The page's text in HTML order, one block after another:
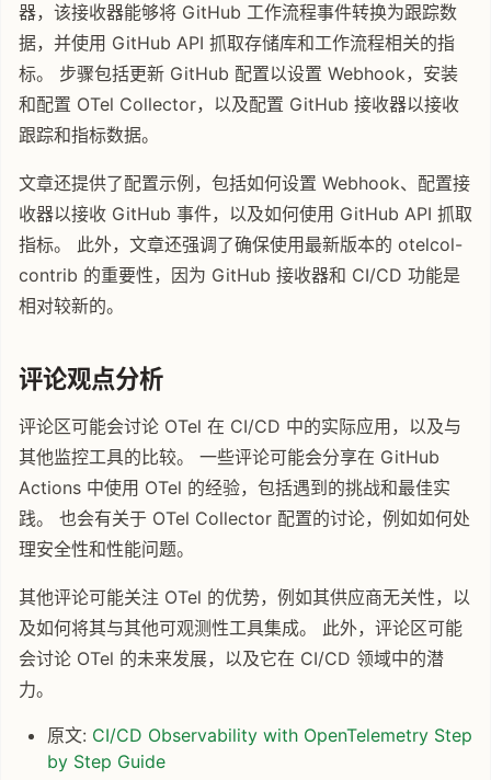
器，该接收器能够将 GitHub 工作流程事件转换为跟踪数
据，并使用 GitHub API 抓取存储库和工作流程相关的指
标。 步骤包括更新 GitHub 配置以设置 Webhook，安装
和配置 OTel Collector，以及配置 GitHub 接收器以接收
跟踪和指标数据。
文章还提供了配置示例，包括如何设置 Webhook、配置接
收器以接收 GitHub 事件，以及如何使用 GitHub API 抓取
指标。 此外，文章还强调了确保使用最新版本的 otelcol-
contrib 的重要性，因为 GitHub 接收器和 CI/CD 功能是
相对较新的。
评论观点分析
评论区可能会讨论 OTel 在 CI/CD 中的实际应用，以及与
其他监控工具的比较。 一些评论可能会分享在 GitHub
Actions 中使用 OTel 的经验，包括遇到的挑战和最佳实
践。 也会有关于 OTel Collector 配置的讨论，例如如何处
理安全性和性能问题。
其他评论可能关注 OTel 的优势，例如其供应商无关性，以
及如何将其与其他可观测性工具集成。 此外，评论区可能
会讨论 OTel 的未来发展，以及它在 CI/CD 领域中的潜
力。
原文: CI/CD Observability with OpenTelemetry Step
by Step Guide